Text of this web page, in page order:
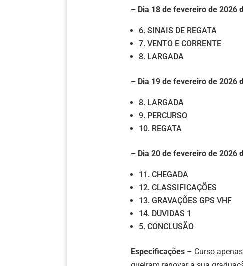
– Dia 18 de fevereiro de 2026
6. SINAIS DE REGATA
7. VENTO E CORRENTE
8. LARGADA
– Dia 19 de fevereiro de 2026
8. LARGADA
9. PERCURSO
10. REGATA
– Dia 20 de fevereiro de 2026
11. CHEGADA
12. CLASSIFICAÇÕES
13. GRAVAÇÕES GPS VHF
14. DUVIDAS 1
5. CONCLUSÃO
Especificações – Curso